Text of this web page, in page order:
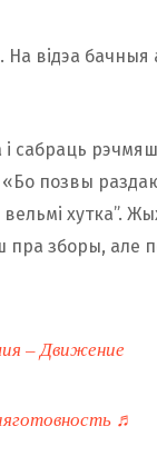
відэа бачныя
сабраць
позвы
хутка”.
зборы, але
– Движение
♬